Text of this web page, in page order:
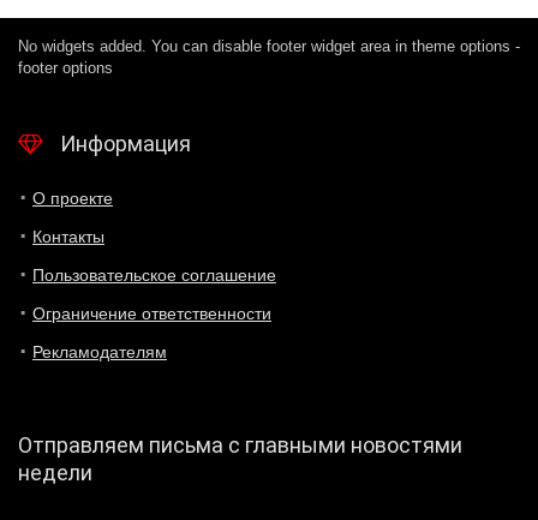
No widgets added. You can disable footer widget area in theme options -
footer options
Информация
О проекте
Контакты
Пользовательское соглашение
Ограничение ответственности
Рекламодателям
Отправляем письма с главными новостями
недели